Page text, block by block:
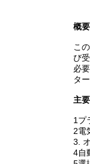
概要
こ
び
必
タ
主
1プ
2電
3.
4自